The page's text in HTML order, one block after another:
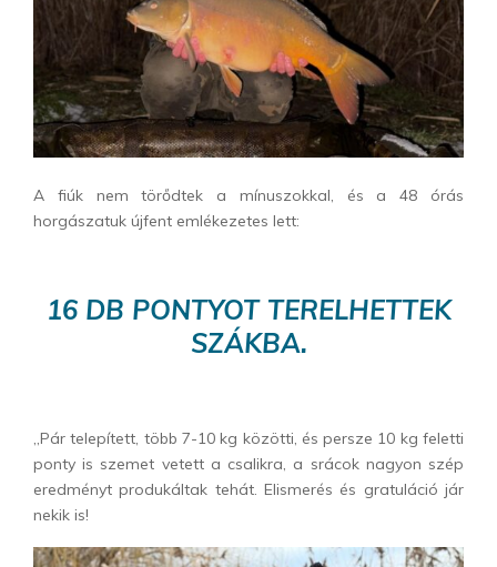
A fiúk nem törődtek a mínuszokkal, és a 48 órás
horgászatuk újfent emlékezetes lett:
16 DB PONTYOT TERELHETTEK
SZÁKBA.
„Pár telepített, több 7-10 kg közötti, és persze 10 kg feletti
ponty is szemet vetett a csalikra, a srácok nagyon szép
eredményt produkáltak tehát. Elismerés és gratuláció jár
nekik is!